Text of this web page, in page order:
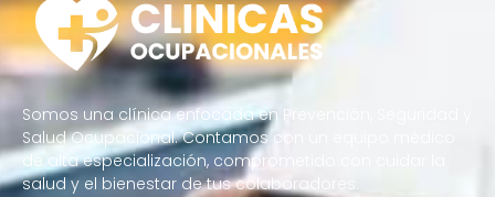
Somos una clínica enfocada en Prevención, Seguridad y
Salud Ocupacional. Contamos con un equipo médico
de alta especialización, comprometido con cuidar la
salud y el bienestar de tus colaboradores.